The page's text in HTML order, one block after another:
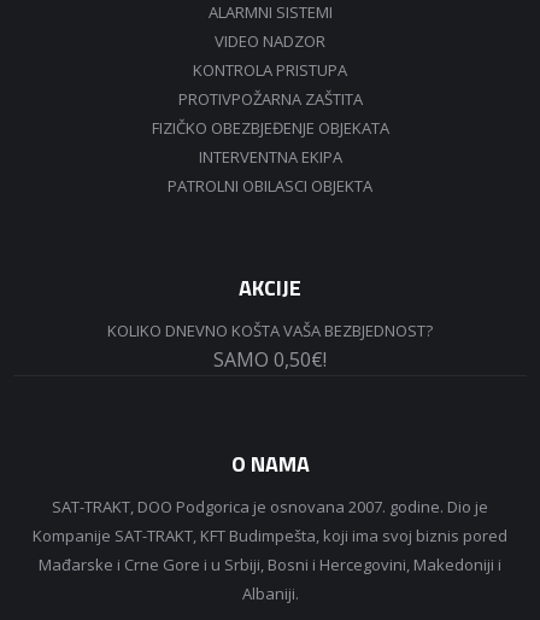
ALARMNI SISTEMI
VIDEO NADZOR
KONTROLA PRISTUPA
PROTIVPOŽARNA ZAŠTITA
FIZIČKO OBEZBJEĐENJE OBJEKATA
INTERVENTNA EKIPA
PATROLNI OBILASCI OBJEKTA
AKCIJE
KOLIKO DNEVNO KOŠTA VAŠA BEZBJEDNOST?
SAMO 0,50€!
O NAMA
SAT-TRAKT, DOO Podgorica je osnovana 2007. godine. Dio je
Kompanije SAT-TRAKT, KFT Budimpešta, koji ima svoj biznis pored
Mađarske i Crne Gore i u Srbiji, Bosni i Hercegovini, Makedoniji i
Albaniji.